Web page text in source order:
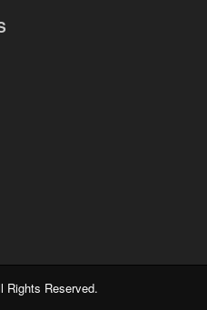
Rights Reserved.